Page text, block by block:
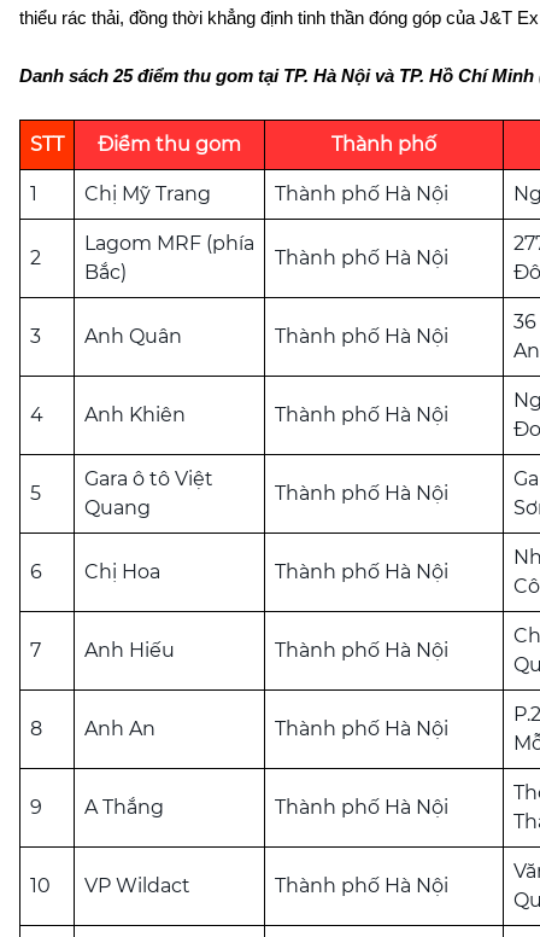
thiểu rác thải, đồng thời khẳng định tinh thần đóng góp của J&T
Danh sách 25 điểm thu gom tại TP. Hà Nội và TP. Hồ Chí
STT Điểm thu gom Thành phố
1 Chị Mỹ Trang Thành phố Hà Nội
2
Lagom MRF (phía
Bắc)
Thành phố Hà Nội
3 Anh Quân Thành phố Hà Nội
4 Anh Khiên Thành phố Hà Nội
5
Gara ô tô Việt
Quang
Thành phố Hà Nội
6 Chị Hoa Thành phố Hà Nội
7 Anh Hiếu Thành phố Hà Nội
8 Anh An Thành phố Hà Nội
9 A Thắng Thành phố Hà Nội
10 VP Wildact Thành phố Hà Nội